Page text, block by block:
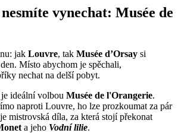
vynechat: Musée de
jak Louvre, tak Musée d’Orsay si
Místo abychom je spěchali,
nechat na delší pobyt.
ideální volbou Musée de l'Orangerie.
naproti Louvre, ho lze prozkoumat za pár
mistrovská díla, za která stojí překonat
a jeho Vodní lilie.